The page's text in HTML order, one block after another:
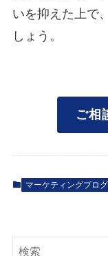
いを抑えた上で
しょう。
ご相
マーケティングブログ